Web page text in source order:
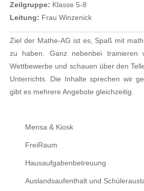
Zeilgruppe: Klasse 5-8
Leitung: Frau Winzenick
Ziel der Mathe-AG ist es, Spaß mit
zu haben. Ganz nebenbei trainieren
Wettbewerbe und schauen über den
Unterrichts. Die Inhalte sprechen wir
gibt es mehrere Angebote gleichzeitig.
Mensa & Kiosk
FreiRaum
Hausaufgabenbetreuung
Auslandsaufenthalt und